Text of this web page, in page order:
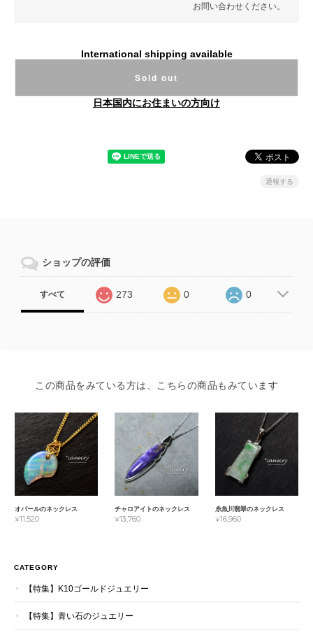
お問い合わせください。
International shipping available
Sold out
日本国内にお住まいの方向け
通報する
ショップの評価
すべて 273 0 0
この商品をみている方は、こちらの商品もみています
オパールのネックレス
¥11,520
チャロアイトのネックレス
¥13,760
糸魚川翡翠のネックレス
¥16,960
CATEGORY
【特集】K10ゴールドジュエリー
【特集】青い石のジュエリー